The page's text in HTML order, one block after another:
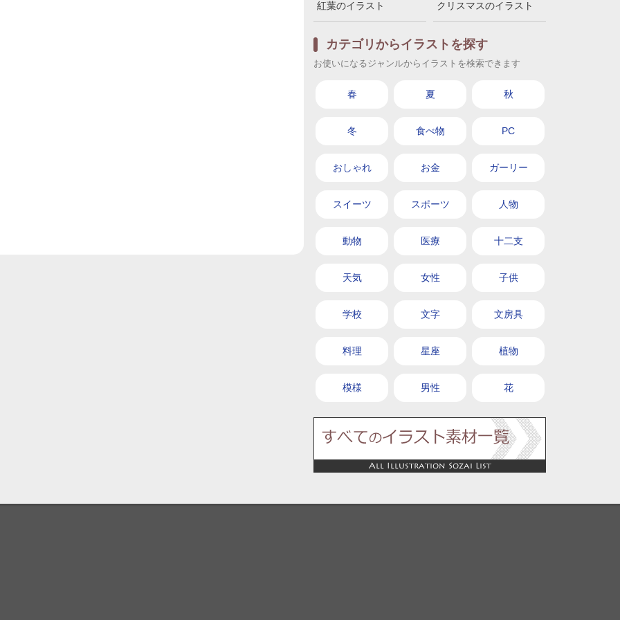
紅葉のイラスト クリスマスのイラスト
カテゴリからイラストを探す
お使いになるジャンルからイラストを検索できます
春 夏 秋
冬 食べ物 PC
おしゃれ お金 ガーリー
スイーツ スポーツ 人物
動物 医療 十二支
天気 女性 子供
学校 文字 文房具
料理 星座 植物
模様 男性 花